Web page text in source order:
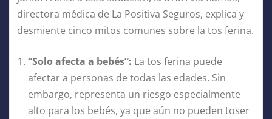
directora médica de La Positiva Seguros, explica y
desmiente cinco mitos comunes sobre la tos ferina.
“Solo afecta a bebés”: La tos ferina puede
afectar a personas de todas las edades. Sin
embargo, representa un riesgo especialmente
alto para los bebés, ya que aún no pueden toser